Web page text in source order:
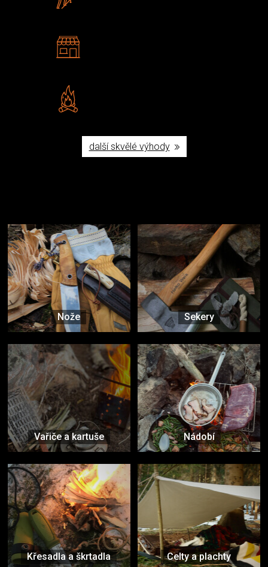
další skvělé výhody
Nože Sekery
Vařiče a kartuše Nádobí
Křesadla a škrtadla Celty a plachty